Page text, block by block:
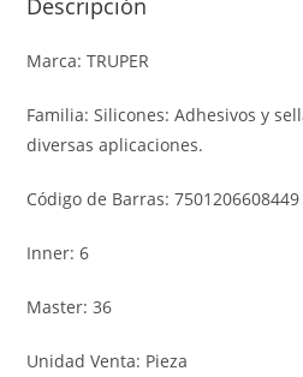
Marca: TRUPER
Familia: Silicones: Adhesivos y
diversas aplicaciones.
Código de Barras: 7501206608449
Inner: 6
Master: 36
Unidad Venta: Pieza